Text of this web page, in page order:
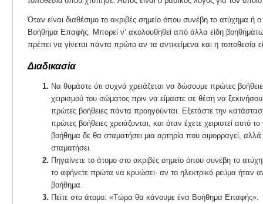
Όταν είναι διαθέσιμο το ακριβές σημείο όπου συνέβη το ατύχημα ή
Βοήθημα Επαφής. Μπορεί ν’ ακολουθηθεί από άλλα είδη
πρέπει να γίνεται πάντα πρώτο αν τα αντικείμενα και η τοποθεσία
Διαδικασία
Να θυμάστε ότι συχνά χρειάζεται να δώσουμε πρώτες
χειρισμού του σώματος πριν να είμαστε σε θέση να
πρώτες βοήθειες πάντα προηγούνται. Εξετάστε την
πρώτες βοήθειες χρειάζονται, και όταν έχετε χειριστεί αυτό
βοήθημα δε θα σταματήσει μια αρτηρία που αιμορραγεί,
σταματήσει.
Πηγαίνετε το άτομο στο ακριβές σημείο όπου συνέβη το
το αφήνετε πρώτα να κρυώσει· αν το ηλεκτρικό ρεύμα ήταν
βοήθημα.
Πείτε στο άτομο: «Τώρα θα κάνουμε ένα Βοήθημα Επαφής».